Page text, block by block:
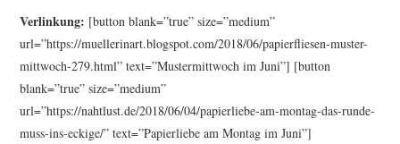
Verlinkung: [button blank=”true” size=”medium”
url=”https://muellerinart.blogspot.com/2018/06/papierfliesen-muster-
mittwoch-279.html” text=”Mustermittwoch im Juni”] [button
blank=”true” size=”medium”
url=”https://nahtlust.de/2018/06/04/papierliebe-am-montag-das-runde-
muss-ins-eckige/” text=”Papierliebe am Montag im Juni”]